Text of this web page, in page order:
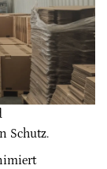
Schutz.